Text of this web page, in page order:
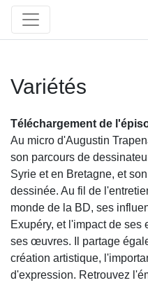
Variétés
Téléchargement de
Au micro d'Augustin
son parcours de
Syrie et en Bretagne, et
dessinée. Au fil de
monde de la BD, ses
Exupéry, et l'impact de
ses œuvres. Il partage
création artistique,
d'expression. Retrouvez